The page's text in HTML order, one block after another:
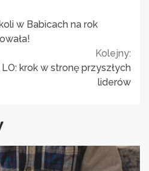
w Babicach na rok
Kolejny:
krok w stronę przyszłych
liderów